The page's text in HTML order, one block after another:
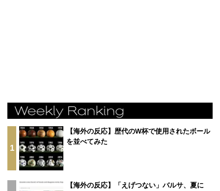
1
【海外の反応】歴代のW杯で使用されたボール
を並べてみた
【海外の反応】「えげつない」バルサ、夏に